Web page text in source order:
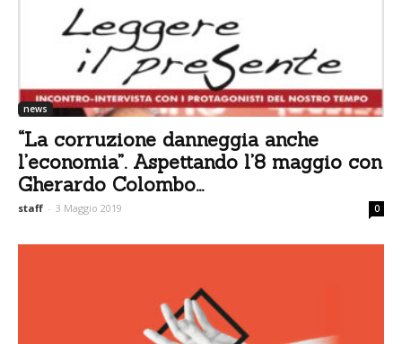
news
“La corruzione danneggia anche
l’economia”. Aspettando l’8 maggio con
Gherardo Colombo...
staff - 3 Maggio 2019 0